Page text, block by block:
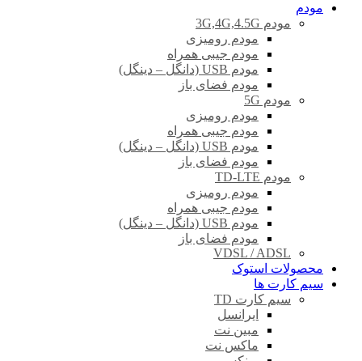
مودم
مودم 3G,4G,4.5G
مودم رومیزی
مودم جیبی همراه
مودم USB (دانگل – دینگل)
مودم فضای باز
مودم 5G
مودم رومیزی
مودم جیبی همراه
مودم USB (دانگل – دینگل)
مودم فضای باز
مودم TD-LTE
مودم رومیزی
مودم جیبی همراه
مودم USB (دانگل – دینگل)
مودم فضای باز
VDSL / ADSL
محصولات استوک
سیم کارت ها
سیم کارت TD
ایرانسل
مبین نت
ماکس نت